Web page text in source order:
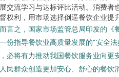
交流学习与达标评比活动。消费者
权利，用市场选择倒逼餐饮企业提
言之，国家市场监管总局印发的《
份指导餐饮业高质量发展的“安全
必将有力推动我国餐饮服务业向更
民群众创造更加安心、舒心的餐饮